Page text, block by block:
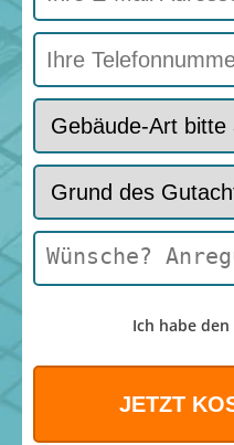
Ich habe den